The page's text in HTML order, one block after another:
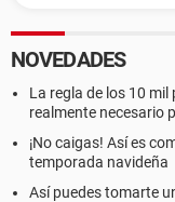
NOVEDADES
La regla de los 10
realmente necesario
¡No caigas! Así es
temporada navideña
Así puedes tomarte